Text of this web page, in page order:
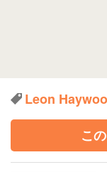
Leon
こ